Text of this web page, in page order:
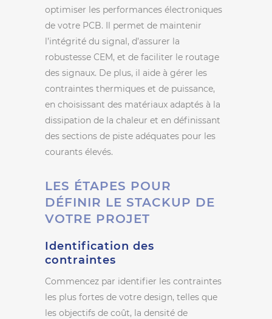
optimiser les performances électroniques
de votre PCB. Il permet de maintenir
l’intégrité du signal, d’assurer la
robustesse CEM, et de faciliter le routage
des signaux. De plus, il aide à gérer les
contraintes thermiques et de puissance,
en choisissant des matériaux adaptés à la
dissipation de la chaleur et en définissant
des sections de piste adéquates pour les
courants élevés.
LES ÉTAPES POUR
DÉFINIR LE STACKUP DE
VOTRE PROJET
Identification des
contraintes
Commencez par identifier les contraintes
les plus fortes de votre design, telles que
les objectifs de coût, la densité de